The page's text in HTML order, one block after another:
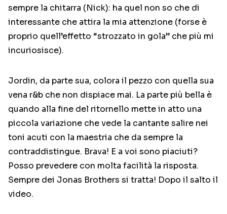
sempre la chitarra (Nick): ha quel non so che di
interessante che attira la mia attenzione (forse è
proprio quell’effetto “strozzato in gola” che più mi
incuriosisce).
Jordin, da parte sua, colora il pezzo con quella sua
vena r&b che non dispiace mai. La parte più bella è
quando alla fine del ritornello mette in atto una
piccola variazione che vede la cantante salire nei
toni acuti con la maestria che da sempre la
contraddistingue. Brava! E a voi sono piaciuti?
Posso prevedere con molta facilità la risposta.
Sempre dei Jonas Brothers si tratta! Dopo il salto il
video.